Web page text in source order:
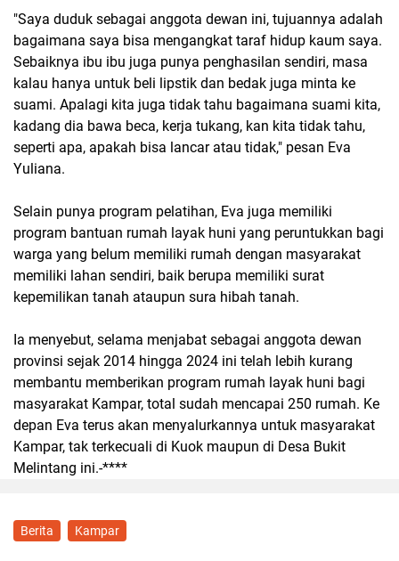
"Saya duduk sebagai anggota dewan ini, tujuannya adalah
bagaimana saya bisa mengangkat taraf hidup kaum saya.
Sebaiknya ibu ibu juga punya penghasilan sendiri, masa
kalau hanya untuk beli lipstik dan bedak juga minta ke
suami. Apalagi kita juga tidak tahu bagaimana suami kita,
kadang dia bawa beca, kerja tukang, kan kita tidak tahu,
seperti apa, apakah bisa lancar atau tidak," pesan Eva
Yuliana.
Selain punya program pelatihan, Eva juga memiliki
program bantuan rumah layak huni yang peruntukkan bagi
warga yang belum memiliki rumah dengan masyarakat
memiliki lahan sendiri, baik berupa memiliki surat
kepemilikan tanah ataupun sura hibah tanah.
Ia menyebut, selama menjabat sebagai anggota dewan
provinsi sejak 2014 hingga 2024 ini telah lebih kurang
membantu memberikan program rumah layak huni bagi
masyarakat Kampar, total sudah mencapai 250 rumah. Ke
depan Eva terus akan menyalurkannya untuk masyarakat
Kampar, tak terkecuali di Kuok maupun di Desa Bukit
Melintang ini.-****
Berita Kampar